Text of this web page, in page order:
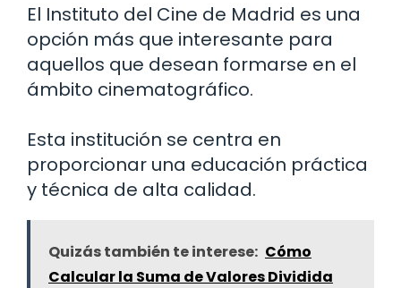
El Instituto del Cine de Madrid es una
opción más que interesante para
aquellos que desean formarse en el
ámbito cinematográfico.
Esta institución se centra en
proporcionar una educación práctica
y técnica de alta calidad.
Quizás también te interese: Cómo
Calcular la Suma de Valores Dividida